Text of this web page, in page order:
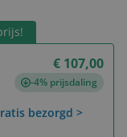
€ 107,00
-4% prijsdaling
bezorgd >